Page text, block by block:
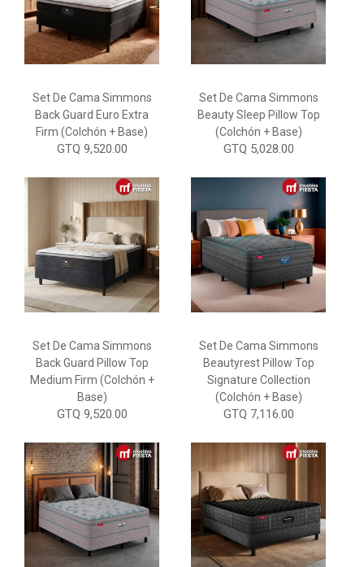
Set De Cama Simmons
Back Guard Euro Extra
Firm (Colchón + Base)
GTQ 9,520.00
Set De Cama Simmons
Beauty Sleep Pillow Top
(Colchón + Base)
GTQ 5,028.00
Set De Cama Simmons
Back Guard Pillow Top
Medium Firm (Colchón +
Base)
GTQ 9,520.00
Set De Cama Simmons
Beautyrest Pillow Top
Signature Collection
(Colchón + Base)
GTQ 7,116.00